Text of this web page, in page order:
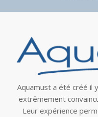
Aquamust a été créé il
extrêmement
Leur expérience